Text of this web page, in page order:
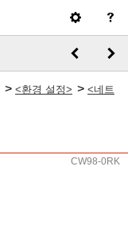
> <환경 설정> > <네트
CW98-0RK